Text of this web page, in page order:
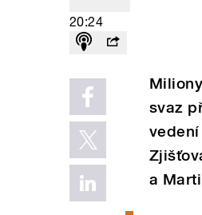
20:24
svaz
a